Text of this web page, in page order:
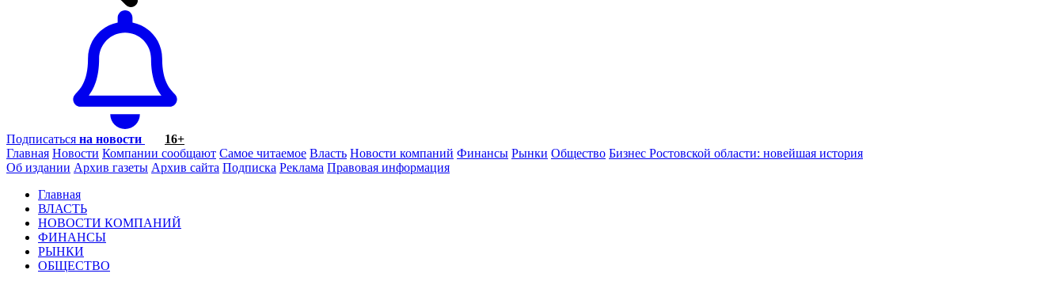
Подписаться на новости
16+
Главная Новости Компании сообщают Самое читаемое Власть Новости компаний Финансы Рынки Общество Бизнес Ростовской области: новейшая история
Об издании Архив газеты Архив сайта Подписка Реклама Правовая информация
Главная
ВЛАСТЬ
НОВОСТИ КОМПАНИЙ
ФИНАНСЫ
РЫНКИ
ОБЩЕСТВО